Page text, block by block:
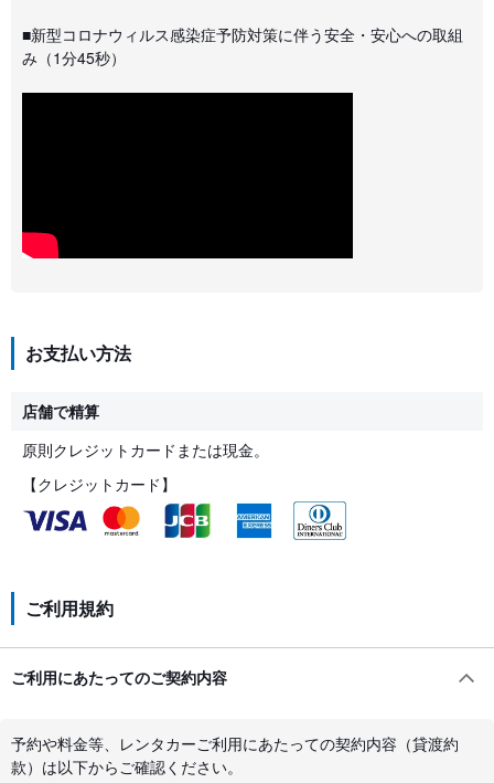
■新型コロナウィルス感染症予防対策に伴う安全・安心への取組
み（1分45秒）
お支払い方法
店舗で精算
原則クレジットカードまたは現金。
【クレジットカード】
ご利用規約
ご利用にあたってのご契約内容
予約や料金等、レンタカーご利用にあたっての契約内容（貸渡約
款）は以下からご確認ください。